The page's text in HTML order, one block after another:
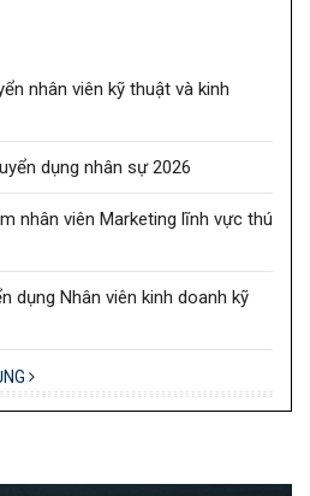
nhân viên kỹ thuật và kinh
dụng nhân sự 2026
nhân viên Marketing lĩnh vực thú
dụng Nhân viên kinh doanh kỹ